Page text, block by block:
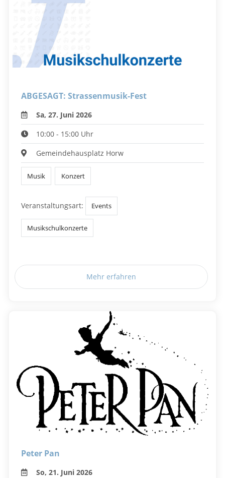
ABGESAGT: Strassenmusik-Fest
Sa, 27. Juni 2026
10:00 - 15:00 Uhr
Gemeindehausplatz Horw
Musik Konzert
Veranstaltungsart: Events
Musikschulkonzerte
Mehr erfahren
Peter Pan
So, 21. Juni 2026